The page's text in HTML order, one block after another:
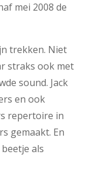
mei 2008 de
trekken. Niet
straks ook met
sound. Jack
en ook
repertoire in
gemaakt. En
als